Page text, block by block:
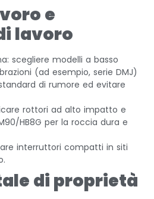
e
lavoro
scegliere modelli a basso
(ad esempio, serie DMJ)
di rumore ed evitare
rottori ad alto impatto e
HB8G per la roccia dura e
interruttori compatti in siti
di proprietà